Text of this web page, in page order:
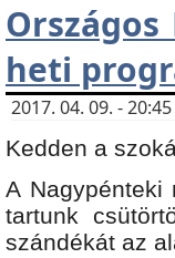
Országos
heti
2017. 04. 09. -
Kedden a
A Nagypénteki
tartunk
szándékát az